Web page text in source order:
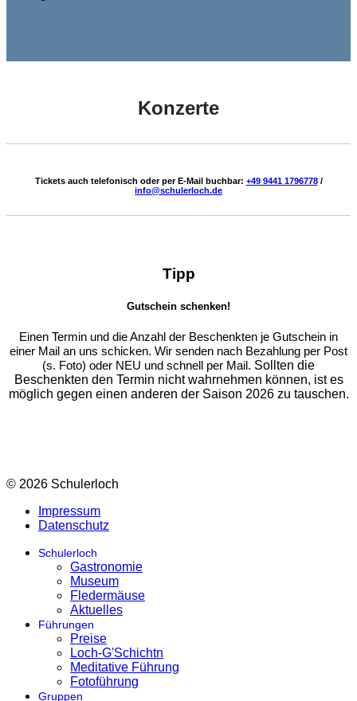
Konzerte
Tickets auch telefonisch oder per E-Mail buchbar: +49 9441 1796778/
info@schulerloch.de
Tipp
Gutschein schenken!
Einen Termin und die Anzahl der Beschenkten je Gutschein in
einer Mail an uns schicken. Wir senden nach Bezahlung per Post
(s. Foto) oder NEU und schnell per Mail. Sollten die
Beschenkten den Termin nicht wahrnehmen können, ist es
möglich gegen einen anderen der Saison 2026 zu tauschen.
© 2026 Schulerloch
Impressum
Datenschutz
Schulerloch
Gastronomie
Museum
Fledermäuse
Aktuelles
Führungen
Preise
Loch-G'Schichtn
Meditative Führung
Fotoführung
Gruppen